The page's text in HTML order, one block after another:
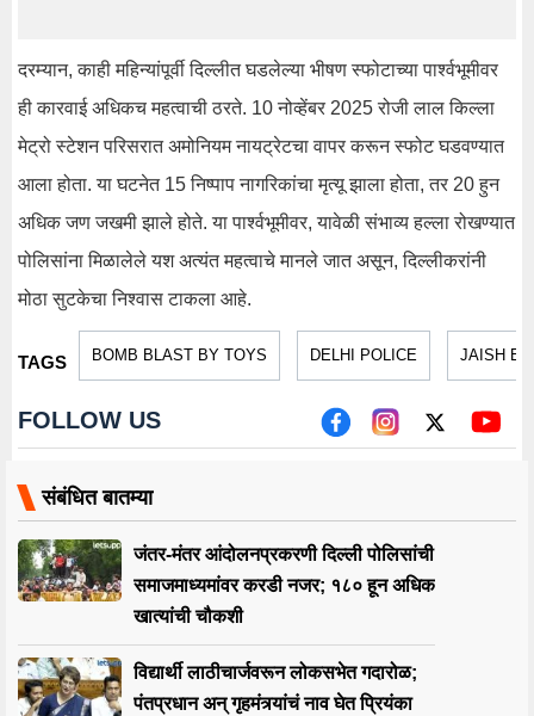
दरम्यान, काही महिन्यांपूर्वी दिल्लीत घडलेल्या भीषण स्फोटाच्या पार्श्वभूमीवर
ही कारवाई अधिकच महत्वाची ठरते. 10 नोव्हेंबर 2025 रोजी लाल किल्ला
मेट्रो स्टेशन परिसरात अमोनियम नायट्रेटचा वापर करून स्फोट घडवण्यात
आला होता. या घटनेत 15 निष्पाप नागरिकांचा मृत्यू झाला होता, तर 20 हुन
अधिक जण जखमी झाले होते. या पार्श्वभूमीवर, यावेळी संभाव्य हल्ला रोखण्यात
पोलिसांना मिळालेले यश अत्यंत महत्वाचे मानले जात असून, दिल्लीकरांनी
मोठा सुटकेचा निश्वास टाकला आहे.
TAGS BOMB BLAST BY TOYS DELHI POLICE JAISH E
FOLLOW US
संबंधित बातम्या
जंतर-मंतर आंदोलनप्रकरणी दिल्ली पोलिसांची
समाजमाध्यमांवर करडी नजर; १८० हून अधिक
खात्यांची चौकशी
विद्यार्थी लाठीचार्जवरून लोकसभेत गदारोळ;
पंतप्रधान अन् गृहमंत्र्यांचं नाव घेत प्रियंका